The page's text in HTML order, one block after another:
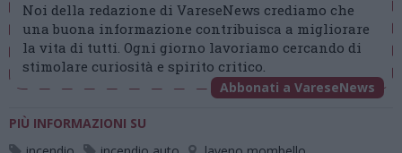
Noi della redazione di VareseNews crediamo che
una buona informazione contribuisca a migliorare
la vita di tutti. Ogni giorno lavoriamo cercando di
stimolare curiosità e spirito critico.
Abbonati a VareseNews
PIÙ INFORMAZIONI SU